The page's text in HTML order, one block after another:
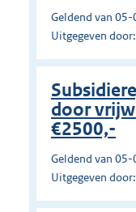
Geldend van
Uitgegeven
door
€2500,-
Geldend van
Uitgegeven